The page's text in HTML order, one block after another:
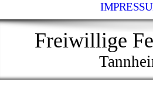
Freiwillige